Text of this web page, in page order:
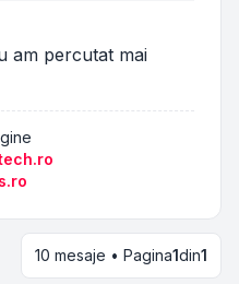
am percutat mai
și afișare
10 mesaje • Pagina1din1